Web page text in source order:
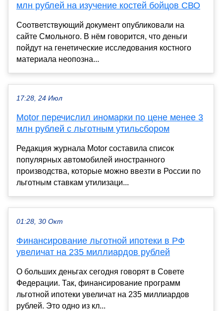
млн рублей на изучение костей бойцов СВО
Соответствующий документ опубликовали на
сайте Смольного. В нём говорится, что деньги
пойдут на генетические исследования костного
материала неопозна...
17:28, 24 Июл
Motor перечислил иномарки по цене менее 3
млн рублей с льготным утильсбором
Редакция журнала Motor составила список
популярных автомобилей иностранного
производства, которые можно ввезти в России по
льготным ставкам утилизаци...
01:28, 30 Окт
Финансирование льготной ипотеки в РФ
увеличат на 235 миллиардов рублей
О больших деньгах сегодня говорят в Совете
Федерации. Так, финансирование программ
льготной ипотеки увеличат на 235 миллиардов
рублей. Это одно из кл...